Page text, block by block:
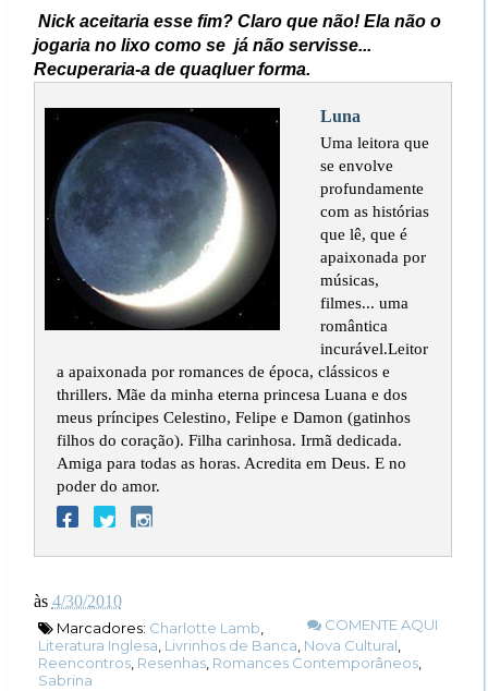
Nick aceitaria esse fim? Claro que não! Ela não o
jogaria no lixo como se já não servisse...
Recuperaria-a de quaqluer forma.
Luna
Uma leitora que
se envolve
profundamente
com as histórias
que lê, que é
apaixonada por
músicas,
filmes... uma
romântica
incurável.Leitor
a apaixonada por romances de época, clássicos e
thrillers. Mãe da minha eterna princesa Luana e dos
meus príncipes Celestino, Felipe e Damon (gatinhos
filhos do coração). Filha carinhosa. Irmã dedicada.
Amiga para todas as horas. Acredita em Deus. E no
poder do amor.
às 4/30/2010
COMENTE AQUI
Marcadores: Charlotte Lamb
Literatura Inglesa Livrinhos de Banca Nova Cultural
Reencontros, Resenhas, Romances Contemporâneos,
Sabrina